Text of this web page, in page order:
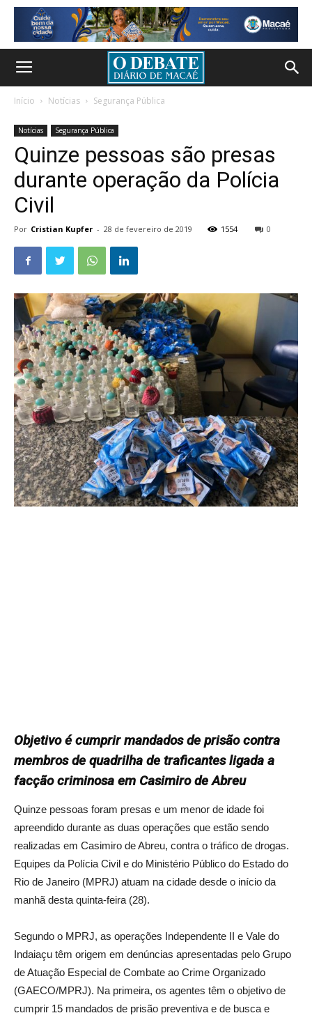
Início Notícias Segurança Pública
Notícias Segurança Pública
Quinze pessoas são presas
durante operação da Polícia
Civil
Por Cristian Kupfer - 28 de fevereiro de 2019 1554 0
Objetivo é cumprir mandados de prisão contra
membros de quadrilha de traficantes ligada a
facção criminosa em Casimiro de Abreu
Quinze pessoas foram presas e um menor de idade foi
apreendido durante as duas operações que estão sendo
realizadas em Casimiro de Abreu, contra o tráfico de drogas.
Equipes da Polícia Civil e do Ministério Público do Estado do
Rio de Janeiro (MPRJ) atuam na cidade desde o início da
manhã desta quinta-feira (28).
Segundo o MPRJ, as operações Independente II e Vale do
Indaiaçu têm origem em denúncias apresentadas pelo Grupo
de Atuação Especial de Combate ao Crime Organizado
(GAECO/MPRJ). Na primeira, os agentes têm o objetivo de
cumprir 15 mandados de prisão preventiva e de busca e